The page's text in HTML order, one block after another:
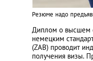
Резюме надо
Диплом о высшем
немецким
(ZAB) проводит
получения визы.